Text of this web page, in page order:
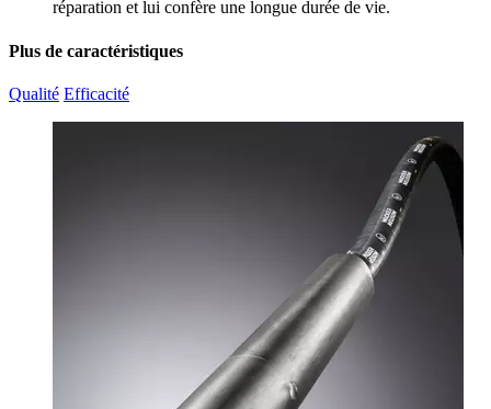
réparation et lui confère une longue durée de vie.
Plus de caractéristiques
Qualité Efficacité